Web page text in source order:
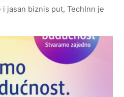
jasan biznis put, TechInn je